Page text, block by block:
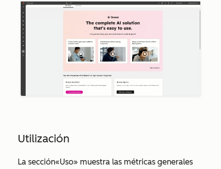
Utilización
La sección«Uso» muestra las métricas generales